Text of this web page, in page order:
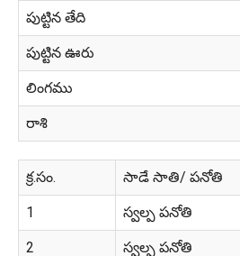
పుట్టిన తేది
పుట్టిన ఊరు
లింగము
రాశి
క్ర.సం. సాడే సాతి/ పనోతి
1 స్వల్ప పనోతి
2 స్వల్ప పనోతి